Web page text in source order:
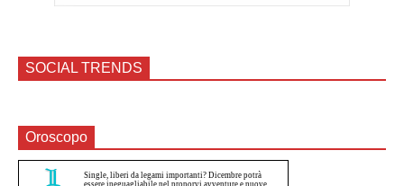
SOCIAL TRENDS
Oroscopo